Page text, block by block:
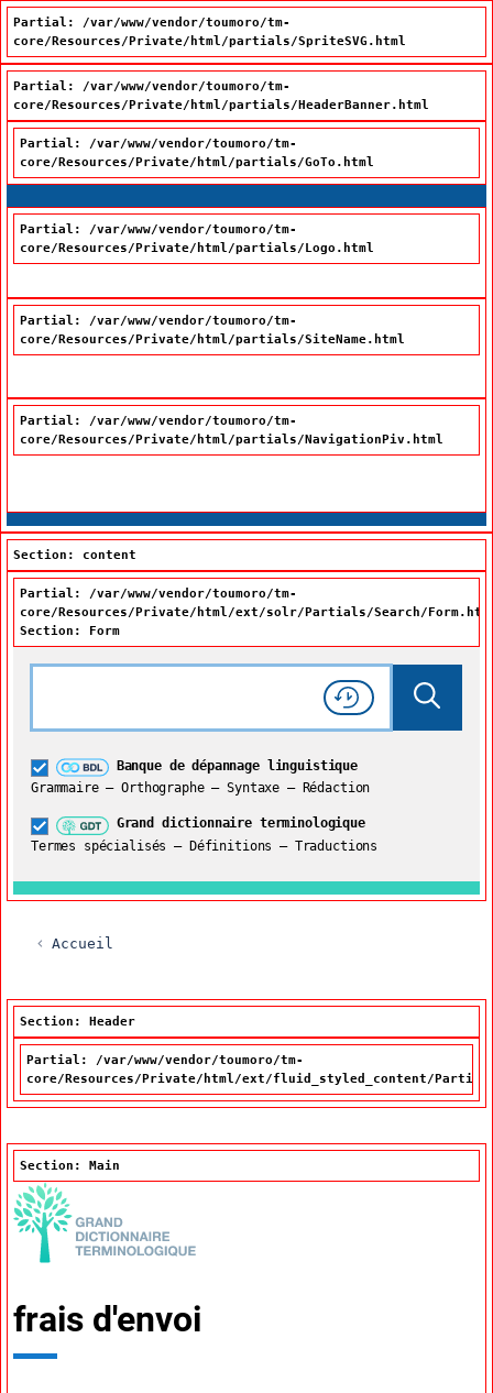
Partial: /var/www/vendor/toumoro/tm-
core/Resources/Private/html/partials/SpriteSVG.html
Partial: /var/www/vendor/toumoro/tm-
core/Resources/Private/html/partials/HeaderBanner.html
Partial: /var/www/vendor/toumoro/tm-
core/Resources/Private/html/partials/GoTo.html
Passer à la recherche
Passer au contenu
Passer à la navigation
Partial: /var/www/vendor/toumoro/tm-
core/Resources/Private/html/partials/Logo.html
Partial: /var/www/vendor/toumoro/tm-
core/Resources/Private/html/partials/SiteName.html
Partial: /var/www/vendor/toumoro/tm-
core/Resources/Private/html/partials/NavigationPiv.html
Section: content
Partial: /var/www/vendor/toumoro/tm-
core/Resources/Private/html/ext/solr/Partials/Search/
Section: Form
Rechercher dans tout le site
Lancer
Consulter l'
Historique
de recherche
Banque de dépannage linguistique
Grammaire – Orthographe – Syntaxe – Rédaction
Grand dictionnaire terminologique
Termes spécialisés – Définitions – Traductions
Grand dictionnaire terminologique
Restreindre aux termes
Accueil
Section: Header
Partial: /var/www/vendor/toumoro/tm-
core/Resources/Private/html/ext/fluid_styled_content/
Section: Main
frais d'envoi